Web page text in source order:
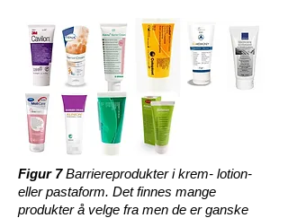
Figur 7Barriereprodukter i krem- lotion-
eller pastaform. Det finnes mange
produkter å velge fra men de er ganske